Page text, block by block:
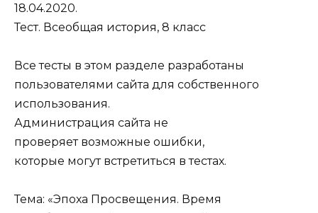
18.04.2020.
Тест. Всеобщая история, 8 класс
Все тесты в этом разделе разработаны
пользователями сайта для собственного
использования.
Администрация сайта не
проверяет возможные ошибки,
которые могут встретиться в тестах.
Тема: «Эпоха Просвещения. Время